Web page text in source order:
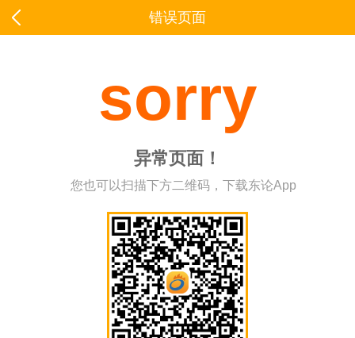
错误页面
sorry
异常页面！
您也可以扫描下方二维码，下载东论App